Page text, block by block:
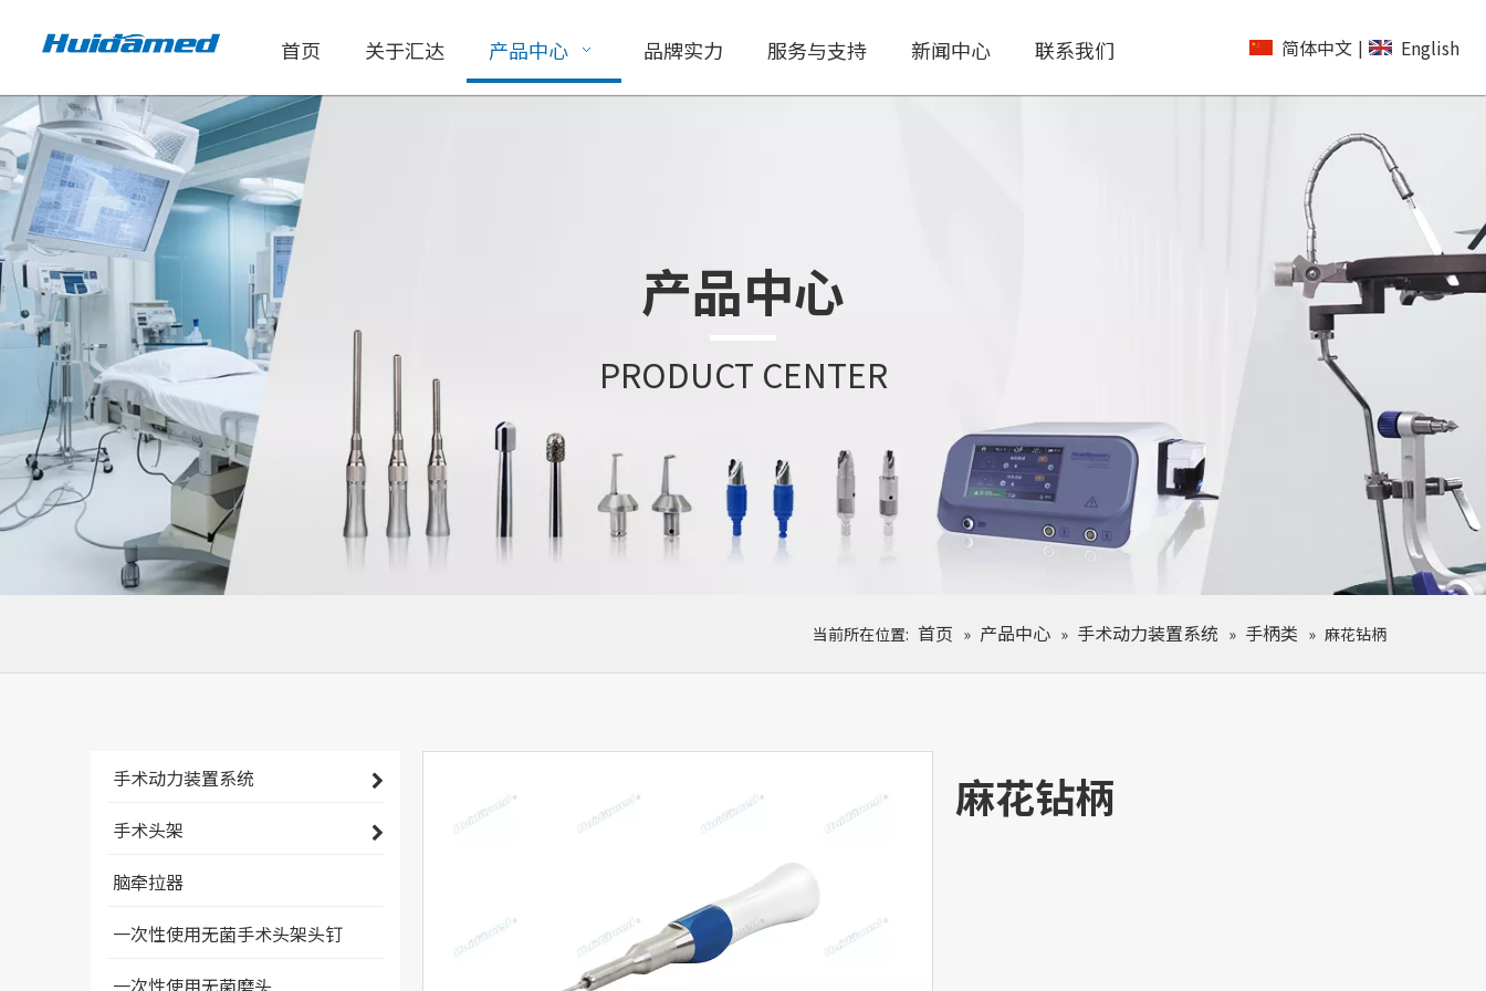
首页 关于汇达 产品中心 品牌实力 服务与支持 新闻中心 联系我们 简体中文 | English
产品中心
PRODUCT CENTER
当前所在位置: 首页 » 产品中心 » 手术动力装置系统 » 手柄类 » 麻花钻柄
手术动力装置系统
手术头架
脑牵拉器
一次性使用无菌手术头架头钉
一次性使用无菌磨头
麻花钻柄